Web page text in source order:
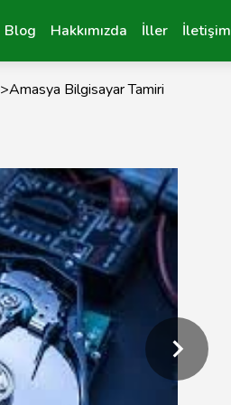
Blog Hakkımızda İller İletişim
>Amasya Bilgisayar Tamiri